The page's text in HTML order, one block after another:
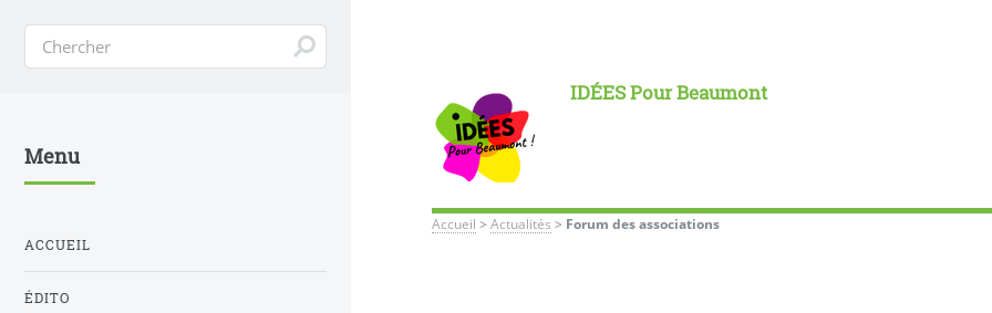
IDÉES Pour Beaumont
Accueil >Actualités > Forum des associations
Menu
ACCUEIL
ÉDITO